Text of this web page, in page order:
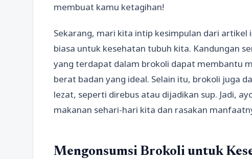
membuat kamu ketagihan!
Sekarang, mari kita intip kesimpulan dari
biasa untuk kesehatan tubuh kita. Kandungan
yang terdapat dalam brokoli dapat membantu
berat badan yang ideal. Selain itu, brokoli juga
lezat, seperti direbus atau dijadikan sup. Jadi,
makanan sehari-hari kita dan rasakan
Mengonsumsi Brokoli untuk